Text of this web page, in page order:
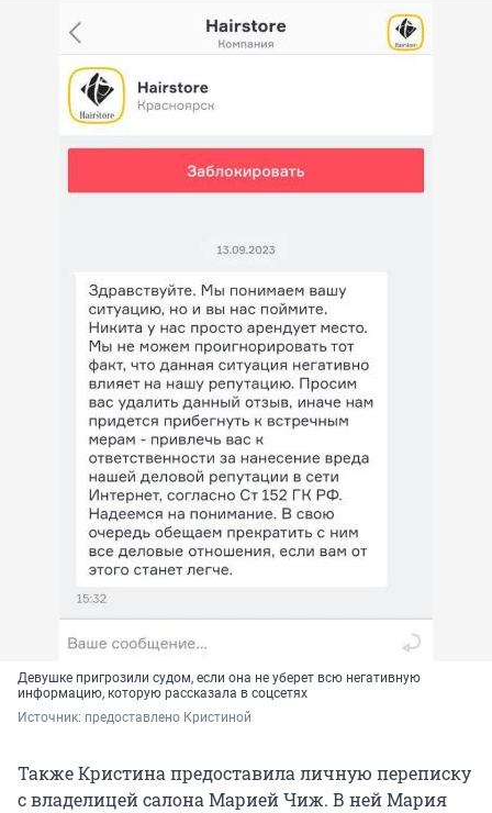
Девушке пригрозили судом, если она не уберет всю негативную
информацию, которую рассказала в соцсетях
Источник: предоставлено Кристиной
Также Кристина предоставила личную переписку
с владелицей салона Марией Чиж. В ней Мария